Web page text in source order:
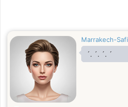
Marrakech-Safi
´. ´. ´. ´